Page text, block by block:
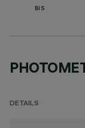
BIS
DETAILS